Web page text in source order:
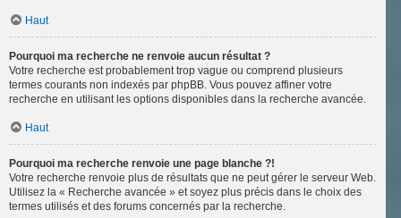
Haut
Pourquoi ma recherche ne renvoie aucun résultat ?
Votre recherche est probablement trop vague ou comprend plusieurs
termes courants non indexés par phpBB. Vous pouvez affiner votre
recherche en utilisant les options disponibles dans la recherche avancée.
Haut
Pourquoi ma recherche renvoie une page blanche ?!
Votre recherche renvoie plus de résultats que ne peut gérer le serveur Web.
Utilisez la « Recherche avancée » et soyez plus précis dans le choix des
termes utilisés et des forums concernés par la recherche.